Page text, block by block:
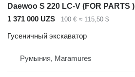
Daewoo S 220 LC-V (FOR PARTS )
1 371 000 UZS
100 € ≈ 115,50 $
Гусеничный экскаватор
Румыния, Maramures